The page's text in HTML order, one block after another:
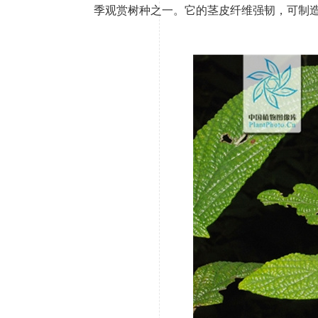
季观赏树种之一。它的茎皮纤维强韧，可制